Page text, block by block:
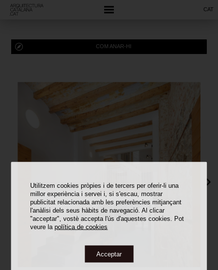
Utilitzem cookies pròpies i de tercers per oferir-li una
millor experiència i servei i, si s'escau, mostrar
publicitat relacionada amb les preferències mitjançant
l'anàlisi dels seus hàbits de navegació. Al clicar
"acceptar", vostè accepta l'ús d'aquestes cookies. Pot
veure lapolítica de cookies
Acceptar
CAT
COM ANAR-HI